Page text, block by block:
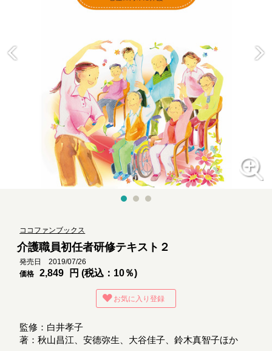
ココファンブックス
介護職員初任者研修テキスト２
発売日 2019/07/26
価格
2,849 円 (税込：10％)
お気に入り登録
監修：白井孝子
著：秋山昌江、安德弥生、大谷佳子、鈴木真智子ほか